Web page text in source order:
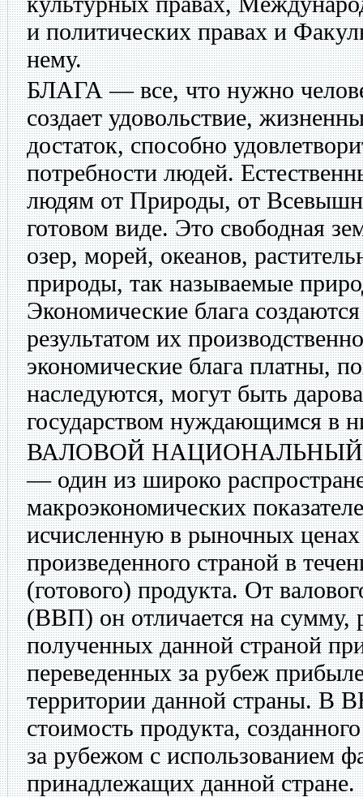
и политических правах и
нему.
БЛАГА— все, что нужно
создает удовольствие,
достаток, способно
потребности людей.
людям от Природы, от
готовом виде. Это свободная
озер, морей, океанов,
природы, так называемые
Экономические блага
результатом их
экономические блага платны,
наследуются, могут быть
государством нуждающимся в
ВАЛОВОЙ НАЦИОНАЛЬНЫЙ
— один из широко
макроэкономических
исчисленную в рыночных ценах
произведенного страной в
(готового) продукта. От
(ВВП) он отличается на сумму,
полученных данной страной
переведенных за рубеж
территории данной страны. В
стоимость продукта,
за рубежом с использованием
принадлежащих данной стране.